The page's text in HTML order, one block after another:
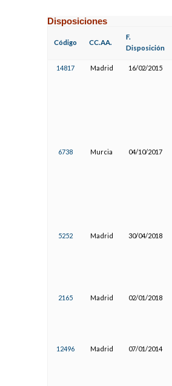
Disposiciones
Código CC.AA.
F.
Disposición
14817 Madrid 16/02/2015
6738 Murcia 04/10/2017
5252 Madrid 30/04/2018
2165 Madrid 02/01/2018
12496 Madrid 07/01/2014